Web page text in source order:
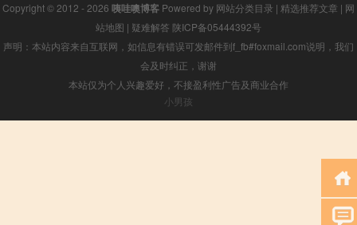
Copyright © 2012 - 2026 咦哇噢博客 Powered by 网站分类目录 | 精选推荐文章 | 网
站地图 | 疑难解答 陕ICP备05444392号
声明：本站内容来自互联网，如信息有错误可发邮件到f_fb#foxmail.com说明，我们
会及时纠正，谢谢
本站仅为个人兴趣爱好，不接盈利性广告及商业合作
小男孩